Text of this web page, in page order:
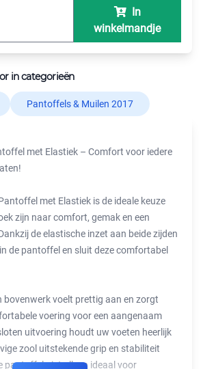
In
winkelmandje
in categorieën
Pantoffels & Muilen 2017
met Elastiek – Comfort voor iedere
met Elastiek is de ideale keuze
zijn naar comfort, gemak en een
de elastische inzet aan beide zijden
de pantoffel en sluit deze comfortabel
bovenwerk voelt prettig aan en zorgt
voering voor een aangenaam
uitvoering houdt uw voeten heerlijk
zool uitstekende grip en stabiliteit
pantoffel niet alleen ideaal voor